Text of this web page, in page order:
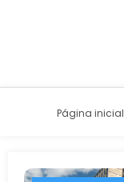
Página inicial